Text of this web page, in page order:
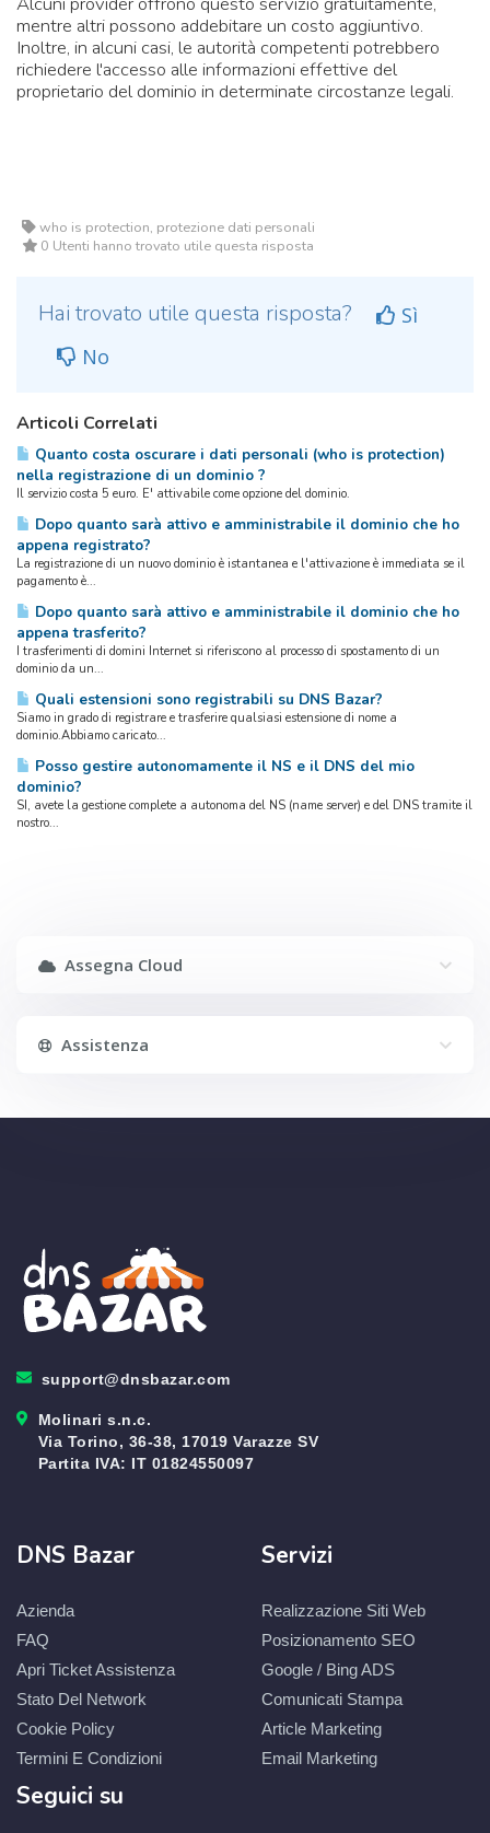
mentre altri possono addebitare un costo aggiuntivo.
Inoltre, in alcuni casi, le autorità competenti potrebbero
richiedere l'accesso alle informazioni effettive del
proprietario del dominio in determinate circostanze legali.
who is protection, protezione dati personali
0 Utenti hanno trovato utile questa risposta
Hai trovato utile questa risposta?
Sì
No
Articoli Correlati
Quanto costa oscurare i dati personali (who is protection)
nella registrazione di un dominio ?
Il servizio costa 5 euro. E' attivabile come opzione del dominio.
Dopo quanto sarà attivo e amministrabile il dominio che ho
appena registrato?
La registrazione di un nuovo dominio è istantanea e l'attivazione è immediata se il
pagamento è...
Dopo quanto sarà attivo e amministrabile il dominio che ho
appena trasferito?
I trasferimenti di domini Internet si riferiscono al processo di spostamento di un
dominio da un...
Quali estensioni sono registrabili su DNS Bazar?
Siamo in grado di registrare e trasferire qualsiasi estensione di nome a
dominio.Abbiamo caricato...
Posso gestire autonomamente il NS e il DNS del mio
dominio?
SI, avete la gestione complete a autonoma del NS (name server) e del DNS tramite il
nostro...
Assegna Cloud
Assistenza
support@dnsbazar.com
Molinari s.n.c.
Via Torino, 36-38, 17019 Varazze SV
Partita IVA: IT 01824550097
DNS Bazar
Azienda
FAQ
Apri Ticket Assistenza
Stato Del Network
Cookie Policy
Termini E Condizioni
Servizi
Realizzazione Siti Web
Posizionamento SEO
Google / Bing ADS
Comunicati Stampa
Article Marketing
Email Marketing
Seguici su